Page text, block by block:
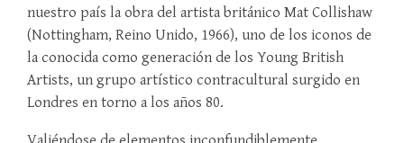
nuestro país la obra del artista británico Mat Collishaw
(Nottingham, Reino Unido, 1966), uno de los iconos de
la conocida como generación de los Young British
Artists, un grupo artístico contracultural surgido en
Londres en torno a los años 80.